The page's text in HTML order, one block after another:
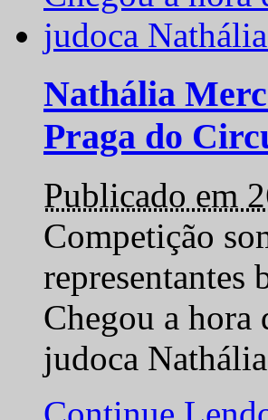
Nathália
Praga do
Publicado em
Competição
Chegou a hora
judoca